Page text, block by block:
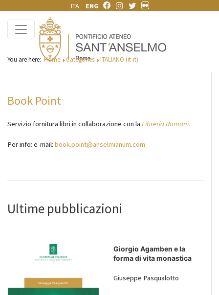
ITA ENG
You are here:Home Categories ITALIANO (it-it)
Book Point
Servizio fornitura libri in collaborazione con la Libreria Romani.
Per info: e-mail: book.point@anselmianum.com
Ultime pubblicazioni
Giorgio Agamben e la
forma di vita monastica
Giuseppe Pasqualotto